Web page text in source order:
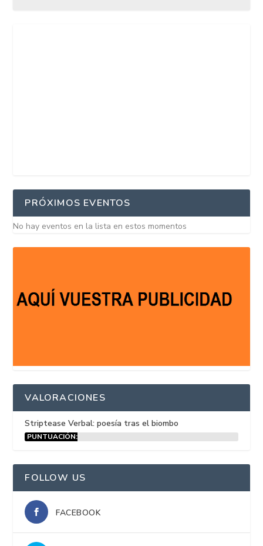
PRÓXIMOS EVENTOS
No hay eventos en la lista en estos momentos
VALORACIONES
Striptease Verbal: poesía tras el biombo
PUNTUACIÓN:
FOLLOW US
FACEBOOK